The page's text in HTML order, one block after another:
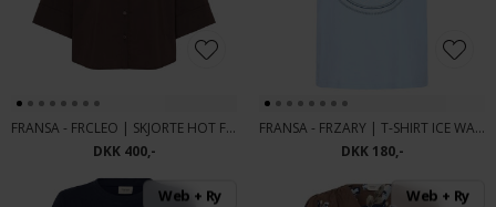
FRANSA - FRCLEO | SKJORTE HOT FUDGE
DKK 400,-
FRANSA - FRZARY | T-SHIRT ICE WATE
DKK 180,-
Web + Ry Web + Ry